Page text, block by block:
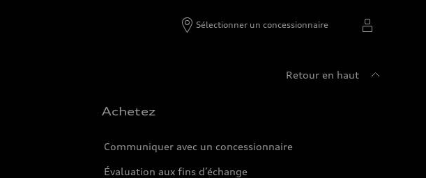
Sélectionner un concessionnaire
Retour en haut
Achetez
Communiquer avec un concessionnaire
Évaluation aux fins d’échange